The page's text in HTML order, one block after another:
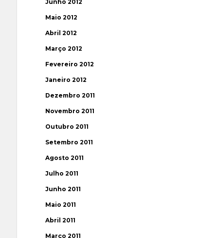
Junho 2012
Maio 2012
Abril 2012
Março 2012
Fevereiro 2012
Janeiro 2012
Dezembro 2011
Novembro 2011
Outubro 2011
Setembro 2011
Agosto 2011
Julho 2011
Junho 2011
Maio 2011
Abril 2011
Março 2011